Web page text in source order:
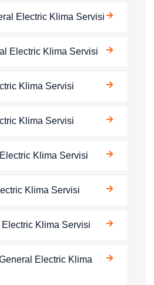
Electric Klima Servisi
Electric Klima Servisi
Klima Servisi
Klima Servisi
Klima Servisi
Klima Servisi
Electric Klima Servisi
Electric Klima